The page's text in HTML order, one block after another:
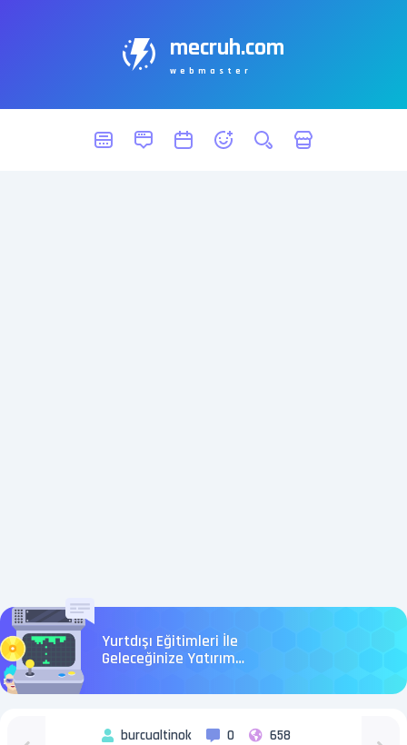
mecruh.com
webmaster
Yurtdışı Eğitimleri İle
Geleceğinize Yatırım
burcualtinok 0 658